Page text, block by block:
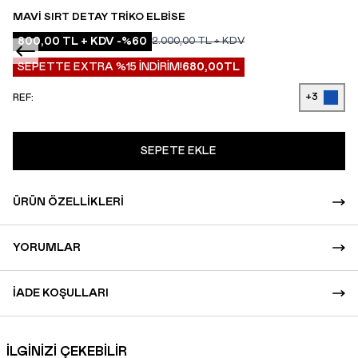
MAVI SIRT DETAY TRIKO ELBISE
800,00 TL + KDV -%60 2.000,00TL + KDV
SEPETTE EXTRA %15 İNDİRİM!680,00TL
REF: +3
SEPETE EKLE
ÜRÜN ÖZELLIKLERI
YORUMLAR
İADE KOŞULLARI
İLGİNİZİ ÇEKEBİLİR